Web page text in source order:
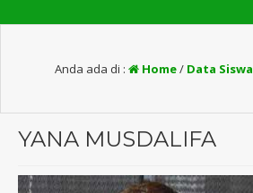
Anda ada di : Home/ Data Siswa
YANA MUSDALIFA